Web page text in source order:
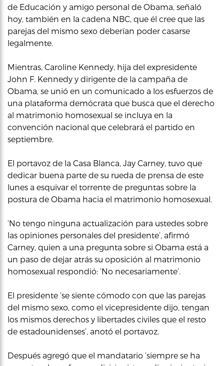
de Educación y amigo personal de Obama, señaló
hoy, también en la cadena NBC, que él cree que las
parejas del mismo sexo deberían poder casarse
legalmente.
Mientras, Caroline Kennedy, hija del expresidente
John F. Kennedy y dirigente de la campaña de
Obama, se unió en un comunicado a los esfuerzos de
una plataforma demócrata que busca que el derecho
al matrimonio homosexual se incluya en la
convención nacional que celebrará el partido en
septiembre.
El portavoz de la Casa Blanca, Jay Carney, tuvo que
dedicar buena parte de su rueda de prensa de este
lunes a esquivar el torrente de preguntas sobre la
postura de Obama hacia el matrimonio homosexual.
‘No tengo ninguna actualización para ustedes sobre
las opiniones personales del presidente’, afirmó
Carney, quien a una pregunta sobre si Obama está a
un paso de dejar atrás su oposición al matrimonio
homosexual respondió: ‘No necesariamente’.
El presidente ‘se siente cómodo con que las parejas
del mismo sexo, como el vicepresidente dijo, tengan
los mismos derechos y libertades civiles que el resto
de estadounidenses’, anotó el portavoz.
Después agregó que el mandatario ‘siempre se ha